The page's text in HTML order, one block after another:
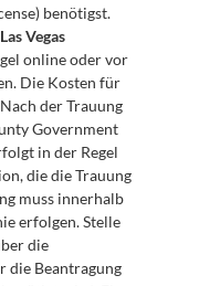
benötigst.
Vegas
online oder vor
Die Kosten für
der Trauung
Government
in der Regel
die die Trauung
muss innerhalb
erfolgen. Stelle
die
die Beantragung